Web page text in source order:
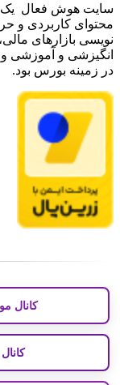
سایت هوش فعال یک
محتوای کاربردی و
نویسی بازارهای
انگیزشی و آموزشی و
در زمینه بورس بود.
کانال